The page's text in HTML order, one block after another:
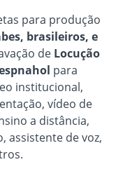
para produção
brasileiros, e
de Locução
para
institucional,
vídeo de
a distância,
assistente de voz,